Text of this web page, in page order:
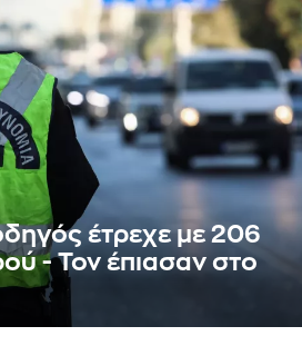
έτρεχε με 206
- Τον έπιασαν στο